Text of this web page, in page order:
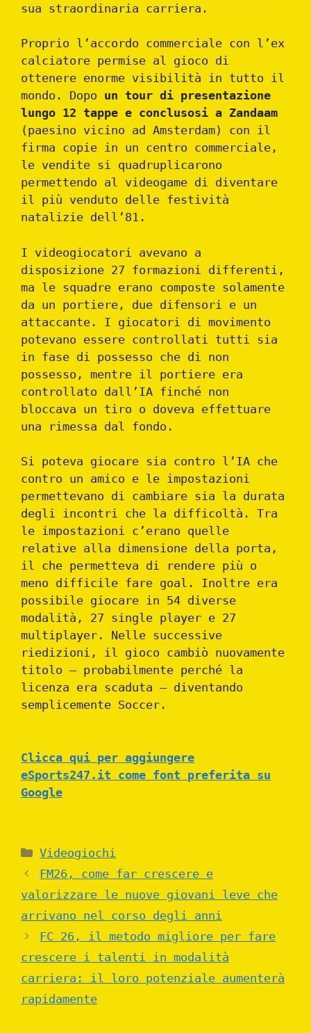
sua straordinaria carriera.
Proprio l’accordo commerciale con l’ex
calciatore permise al gioco di
ottenere enorme visibilità in tutto il
mondo. Dopo un tour di presentazione
lungo 12 tappe e conclusosi a Zandaam
(paesino vicino ad Amsterdam) con il
firma copie in un centro commerciale,
le vendite si quadruplicarono
permettendo al videogame di diventare
il più venduto delle festività
natalizie dell’81.
I videogiocatori avevano a
disposizione 27 formazioni differenti,
ma le squadre erano composte solamente
da un portiere, due difensori e un
attaccante. I giocatori di movimento
potevano essere controllati tutti sia
in fase di possesso che di non
possesso, mentre il portiere era
controllato dall’IA finché non
bloccava un tiro o doveva effettuare
una rimessa dal fondo.
Si poteva giocare sia contro l’IA che
contro un amico e le impostazioni
permettevano di cambiare sia la durata
degli incontri che la difficoltà. Tra
le impostazioni c’erano quelle
relative alla dimensione della porta,
il che permetteva di rendere più o
meno difficile fare goal. Inoltre era
possibile giocare in 54 diverse
modalità, 27 single player e 27
multiplayer. Nelle successive
riedizioni, il gioco cambiò nuovamente
titolo – probabilmente perché la
licenza era scaduta – diventando
semplicemente Soccer.
Clicca qui per aggiungere
eSports247.it come font preferita su
Google
Categories
Videogiochi
FM26, come far crescere e
valorizzare le nuove giovani leve che
arrivano nel corso degli anni
FC 26, il metodo migliore per fare
crescere i talenti in modalità
carriera: il loro potenziale aumenterà
rapidamente